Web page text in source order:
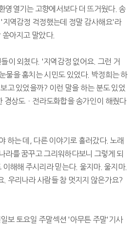
영열기는 고향에서보다 더 뜨거웠다. 송
역감정 걱정했는데 정말 감사해요'라
쏟아지고 말았다.
이 외쳤다. '지역감정 없어요. 그런 거
물을 훔치는 시민도 있었다. 박정희는 하
고 있었을까? 이런 말을 하는 분도 있었
경상도ㆍ전라도화합을 송가인이 해줬다
하는 데, 다른 이야기로 흘러갔다. 노래
라를 꿈꾸고 그리워하다보니 그렇게 되
해해 주시리라 믿는다. 울지마. 울지마.
. 우리나라 사람들 참 멋지지 않은가요?
보 토요일 주말섹션 '아무튼 주말'기사